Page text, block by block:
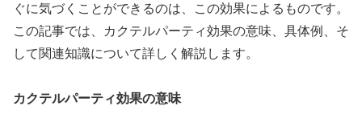
ぐに気づくことができるのは、この効果によるものです。
この記事では、カクテルパーティ効果の意味、具体例、そ
して関連知識について詳しく解説します。
カクテルパーティ効果の意味